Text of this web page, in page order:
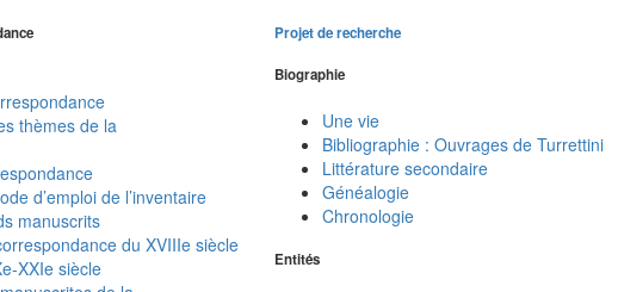
thèmes de la
d’emploi de l’inventaire
manuscrits
du XVIIIe siècle
XXIe siècle
Projet de recherche
Biographie
Une vie
Bibliographie : Ouvrages de Turrettini
Littérature secondaire
Généalogie
Chronologie
Entités